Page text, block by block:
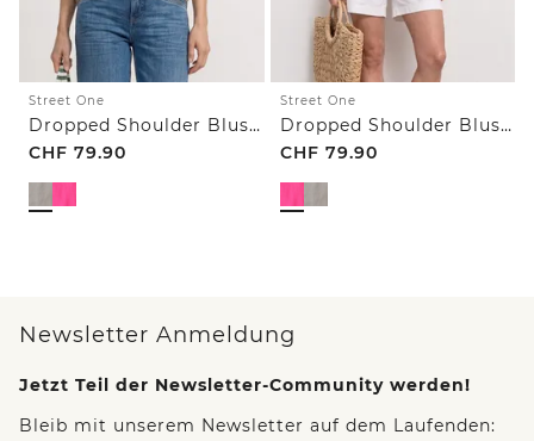
Street One
Dropped Shoulder Bluse aus Leinen
CHF 79.90
Street One
Dropped Shoulder Bluse aus Leinen
CHF 79.90
Newsletter Anmeldung
Jetzt Teil der Newsletter-Community werden!
Bleib mit unserem Newsletter auf dem Laufenden: